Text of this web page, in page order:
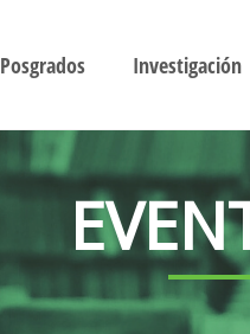
Posgrados Investigación